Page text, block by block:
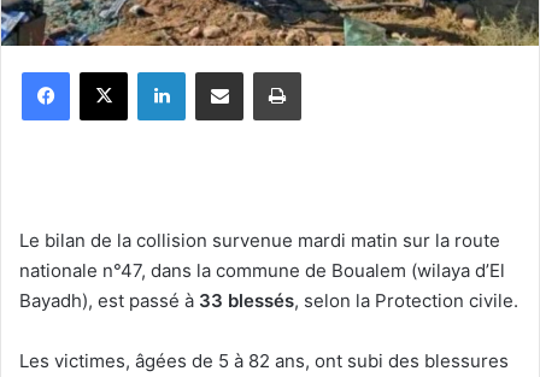
Le bilan de la collision survenue mardi matin sur la route
nationale n°47, dans la commune de Boualem (wilaya d’El
Bayadh), est passé à 33 blessés, selon la Protection civile.
Les victimes, âgées de 5 à 82 ans, ont subi des blessures